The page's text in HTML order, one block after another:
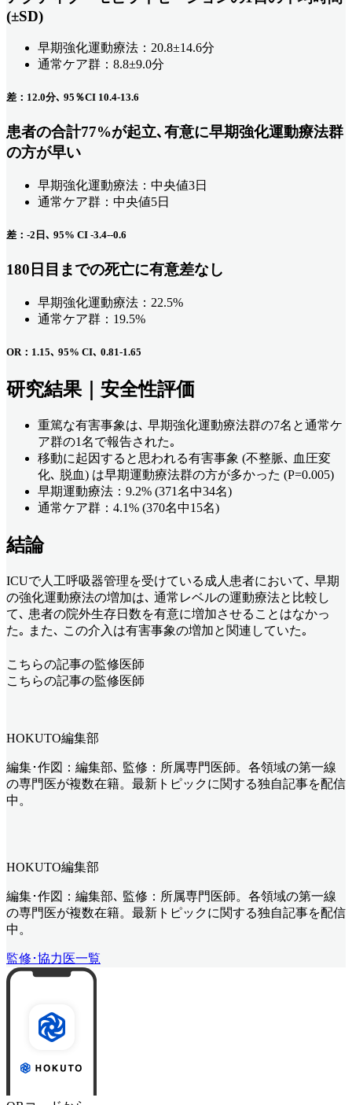
(±SD)
早期強化運動療法：20.8±14.6分
通常ケア群：8.8±9.0分
差：12.0分､ 95％CI 10.4-13.6
患者の合計77%が起立､有意に早期強化運動療法群
の方が早い
早期強化運動療法：中央値3日
通常ケア群：中央値5日
差：-2日､ 95% CI -3.4--0.6
180日目までの死亡に有意差なし
早期強化運動療法：22.5%
通常ケア群：19.5%
OR：1.15､ 95% CI､ 0.81-1.65
研究結果｜安全性評価
重篤な有害事象は､ 早期強化運動療法群の7名と通常ケ
ア群の1名で報告された｡
移動に起因すると思われる有害事象 (不整脈､ 血圧変
化､ 脱血) は早期運動療法群の方が多かった (P=0.005)
早期運動療法：9.2% (371名中34名)
通常ケア群：4.1% (370名中15名)
結論
ICUで人工呼吸器管理を受けている成人患者において､ 早期
の強化運動療法の増加は､ 通常レベルの運動療法と比較し
て､ 患者の院外生存日数を有意に増加させることはなかっ
た｡ また､ この介入は有害事象の増加と関連していた｡
こちらの記事の監修医師
こちらの記事の監修医師
HOKUTO編集部
編集･作図：編集部､ 監修：所属専門医師。各領域の第一線
の専門医が複数在籍。最新トピックに関する独自記事を配信
中。
HOKUTO編集部
編集･作図：編集部､ 監修：所属専門医師。各領域の第一線
の専門医が複数在籍。最新トピックに関する独自記事を配信
中。
監修･協力医一覧